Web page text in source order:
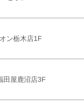
ン栃木店1F
田屋鹿沼店3F